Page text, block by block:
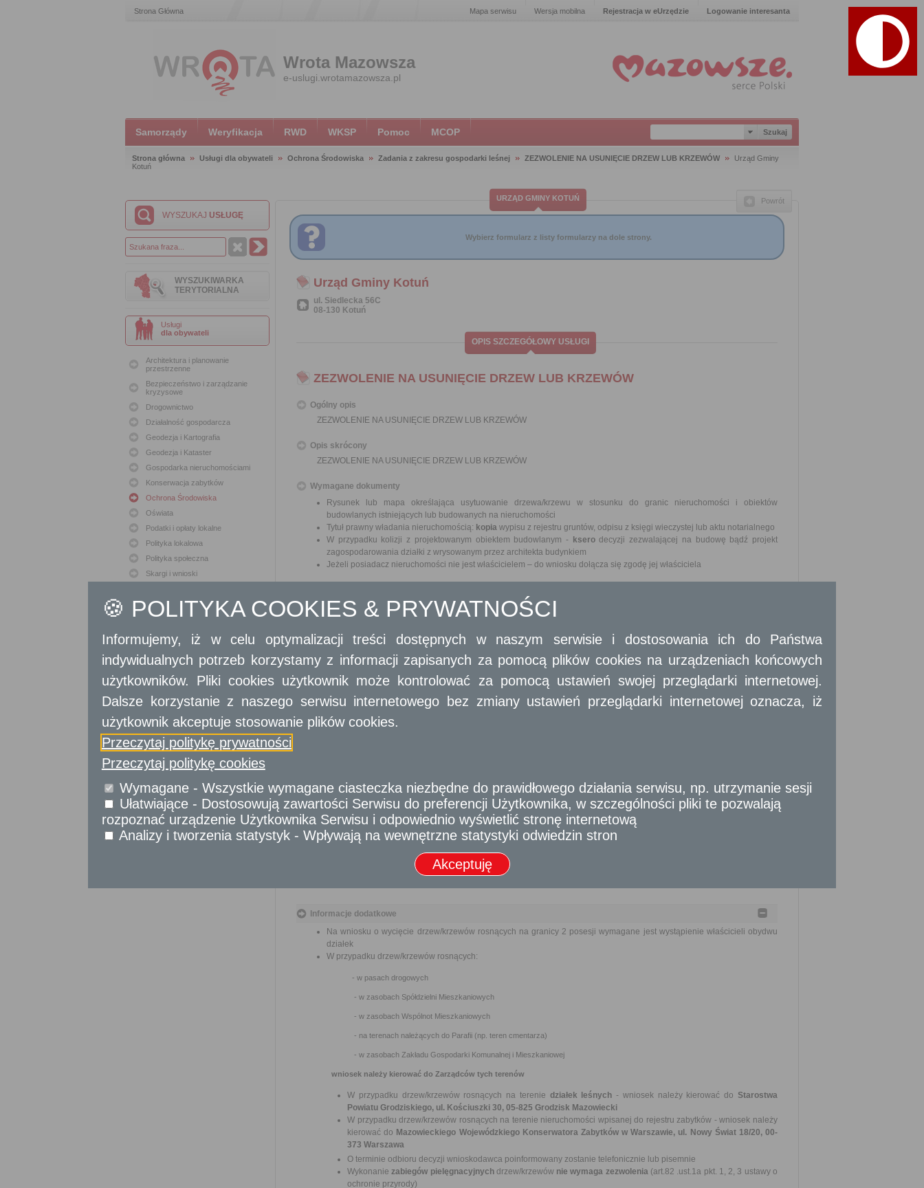
Strona Główna Mapa serwisu Wersja mobilna Rejestracja w eUrzędzie Logowanie interesanta
Wrota Mazowsza
e-uslugi.wrotamazowsza.pl
Samorządy Weryfikacja RWD WKSP Pomoc MCOP
Strona główna Usługi dla obywateli Ochrona Środowiska Zadania z zakresu gospodarki leśnej ZEZWOLENIE NA USUNIĘCIE DRZEW LUB KRZEWÓW
Urząd Gminy
Kotuń
WYSZUKAJ USŁUGĘ
WYSZUKIWARKA
TERYTORIALNA
Usługi
dla obywateli
Architektura i planowanie
przestrzenne
Bezpieczeństwo i zarządzanie
kryzysowe
Drogownictwo
Działalność gospodarcza
Geodezja i Kartografia
Geodezja i Kataster
Gospodarka nieruchomościami
Konserwacja zabytków
Ochrona Środowiska
Oświata
Podatki i opłaty lokalne
Polityka lokalowa
Polityka społeczna
Skargi i wnioski
Sprawy komunalne
Sprawy komunikacyjne
Sprawy obywatelskie
Udostępnianie informacji publicznej
Urząd Stanu Cywilnego
Usługi
dla przedsiębiorców
Usługidla instytucji,
urzędów
URZĄD GMINY KOTUŃ Powrót
Wybierz formularz z listy formularzy na dole strony.
Urząd Gminy Kotuń
ul. Siedlecka 56C
08-130 Kotuń
OPIS SZCZEGÓŁOWY USŁUGI
ZEZWOLENIE NA USUNIĘCIE DRZEW LUB KRZEWÓW
Ogólny opis
ZEZWOLENIE NA USUNIĘCIE DRZEW LUB KRZEWÓW
Opis skrócony
ZEZWOLENIE NA USUNIĘCIE DRZEW LUB KRZEWÓW
Wymagane dokumenty
Rysunek lub mapa określająca usytuowanie drzewa/krzewu w stosunku do granic nieruchomości i obiektów
budowlanych istniejących lub budowanych na nieruchomości
Tytuł prawny władania nieruchomością: kopia wypisu z rejestru gruntów, odpisu z księgi wieczystej lub aktu notarialnego
W przypadku kolizji z projektowanym obiektem budowlanym - kserodecyzji zezwalającej na budowę bądź projekt
zagospodarowania działki z wrysowanym przez architekta budynkiem
Jeżeli posiadacz nieruchomości nie jest właścicielem – do wniosku dołącza się zgodę jej właściciela
Obywatel, Przedsiębiorca, Instytucja
Do30 dni od dnia złożenia wniosku.
Telefon: +48 25 641 43 83
Fax: +48 25 632 78 30
Tryb odwoławczy
Do Samorządowego Kolegium Odwoławczego w Warszawie, w terminie14 dni
pośrednictwem Burmistrza Grodziska Mazowieckiego
Informacje dodatkowe
Na wniosku o wycięcie drzew/krzewów rosnących na granicy 2 posesji wymagane jest wystąpienie właścicieli obydwu
działek
W przypadku drzew/krzewów rosnących:
- w pasach drogowych
- w zasobach Spółdzielni Mieszkaniowych
- w zasobach Wspólnot Mieszkaniowych
- na terenach należących do Parafii (np. teren cmentarza)
- w zasobach Zakładu Gospodarki Komunalnej i Mieszkaniowej
wniosek należy kierować do Zarządców tych terenów
W przypadku drzew/krzewów rosnących na terenie działek leśnych - wniosek należy kierować do Starostwa
Powiatu Grodziskiego, ul. Kościuszki 30, 05-825 Grodzisk Mazowiecki
W przypadku drzew/krzewów rosnących na terenie nieruchomości wpisanej do rejestru zabytków - wniosek należy
kierować do Mazowieckiego Wojewódzkiego Konserwatora Zabytków w Warszawie, ul. Nowy Świat 18/20, 00-
373 Warszawa
O terminie odbioru decyzji wnioskodawca poinformowany zostanie telefonicznie lub pisemnie
Wykonaniezabiegów pielęgnacyjnychdrzew/krzewów nie wymaga zezwolenia (art.82 .ust.1a pkt. 1, 2, 3 ustawy o
ochronie przyrody)
🍪 POLITYKA COOKIES & PRYWATNOŚCI
Informujemy, iż w celu optymalizacji treści dostępnych w naszym serwisie i dostosowania ich do Państwa
indywidualnych potrzeb korzystamy z informacji zapisanych za pomocą plików cookies na urządzeniach końcowych
użytkowników. Pliki cookies użytkownik może kontrolować za pomocą ustawień swojej przeglądarki internetowej.
Dalsze korzystanie z naszego serwisu internetowego bez zmiany ustawień przeglądarki internetowej oznacza, iż
użytkownik akceptuje stosowanie plików cookies.
Przeczytaj politykę prywatności
Przeczytaj politykę cookies
Wymagane - Wszystkie wymagane ciasteczka niezbędne do prawidłowego działania serwisu, np. utrzymanie sesji
Ułatwiające - Dostosowują zawartości Serwisu do preferencji Użytkownika, w szczególności pliki te pozwalają
rozpoznać urządzenie Użytkownika Serwisu i odpowiednio wyświetlić stronę internetową
Analizy i tworzenia statystyk - Wpływają na wewnętrzne statystyki odwiedzin stron
Akceptuję